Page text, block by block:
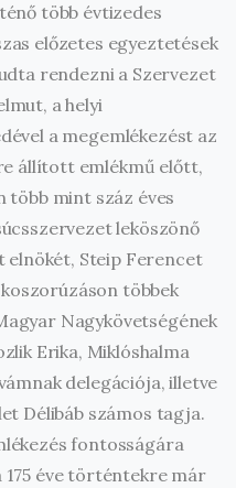
több évtizedes
előzetes egyeztetések
rendezni a Szervezet
a helyi
a megemlékezést az
állított emlékmű előtt,
több mint száz éves
leköszönő
Steip Ferencet
többek
Nagykövetségének
Erika, Miklóshalma
delegációja, illetve
Délibáb számos tagja.
fontosságára
éve történtekre már